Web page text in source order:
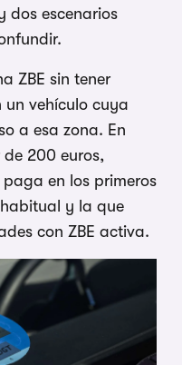
dos escenarios
ZBE sin tener
un vehículo cuya
a esa zona. En
200 euros,
paga en los primeros
y la que
con ZBE activa.